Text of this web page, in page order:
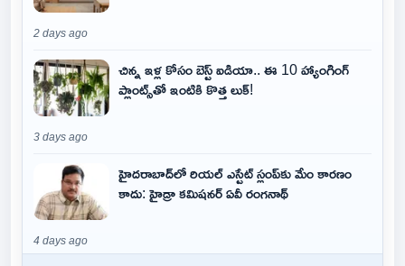
2 days ago
చిన్న ఇళ్ల కోసం బెస్ట్ ఐడియా.. ఈ 10 హ్యాంగింగ్
ప్లాంట్స్‌తో ఇంటికి కొత్త లుక్!
3 days ago
హైదరాబాద్‌లో రియల్ ఎస్టేట్ స్లంప్‌కు మేం కారణం
కాదు: హైడ్రా కమిషనర్ ఏవీ రంగనాథ్
4 days ago